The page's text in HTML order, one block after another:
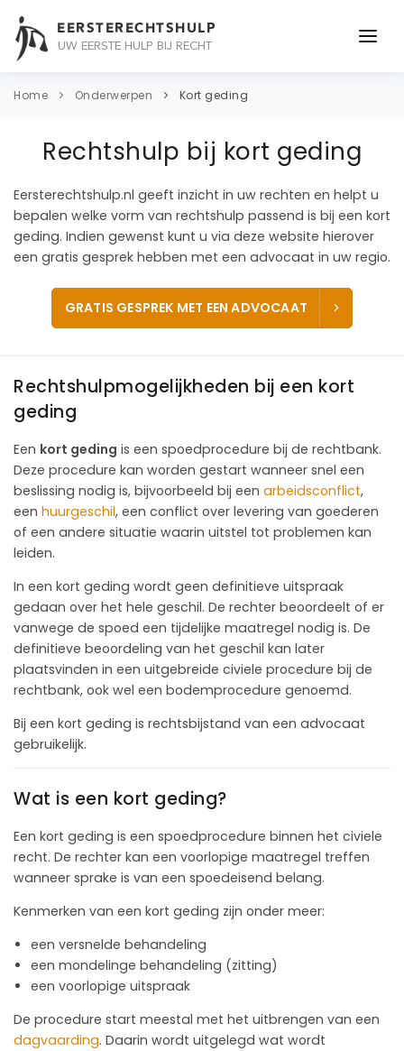
EERSTERECHTSHULP
UW EERSTE HULP BIJ RECHT
ONDERWERPEN
OVER ONS
CONTACT
Home Onderwerpen Kort geding
Rechtshulp bij kort geding
Eersterechtshulp.nl geeft inzicht in uw rechten en helpt u
bepalen welke vorm van rechtshulp passend is bij een kort
geding. Indien gewenst kunt u via deze website hierover
een gratis gesprek hebben met een advocaat in uw regio.
GRATIS GESPREK MET EEN ADVOCAAT
Rechtshulpmogelijkheden bij een kort
geding
Een kort geding is een spoedprocedure bij de rechtbank.
Deze procedure kan worden gestart wanneer snel een
beslissing nodig is, bijvoorbeeld bij een arbeidsconflict,
een huurgeschil, een conflict over levering van goederen
of een andere situatie waarin uitstel tot problemen kan
leiden.
In een kort geding wordt geen definitieve uitspraak
gedaan over het hele geschil. De rechter beoordeelt of er
vanwege de spoed een tijdelijke maatregel nodig is. De
definitieve beoordeling van het geschil kan later
plaatsvinden in een uitgebreide civiele procedure bij de
rechtbank, ook wel een bodemprocedure genoemd.
Bij een kort geding is rechtsbijstand van een advocaat
gebruikelijk.
Wat is een kort geding?
Een kort geding is een spoedprocedure binnen het civiele
recht. De rechter kan een voorlopige maatregel treffen
wanneer sprake is van een spoedeisend belang.
Kenmerken van een kort geding zijn onder meer:
een versnelde behandeling
een mondelinge behandeling (zitting)
een voorlopige uitspraak
De procedure start meestal met het uitbrengen van een
dagvaarding. Daarin wordt uitgelegd wat wordt